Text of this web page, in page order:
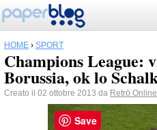
HOME › SPORT
Champions League:
Borussia, ok lo
Creato il 02 ottobre 2013 da Retrò
Save